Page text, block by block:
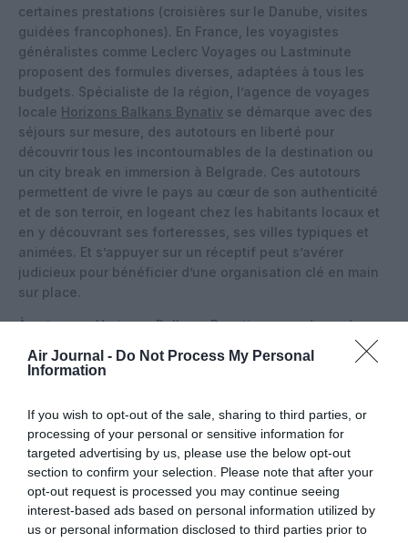
Air Journal - Do Not Process My Personal
Information
If you wish to opt-out of the sale, sharing to third parties, or
processing of your personal or sensitive information for
targeted advertising by us, please use the below opt-out
section to confirm your selection. Please note that after your
opt-out request is processed you may continue seeing
interest-based ads based on personal information utilized by
us or personal information disclosed to third parties prior to
certaines prestations (croisières sur le Danube, visites
guidées francophones). En France, les voyagistes
généralistes comme Leclerc Voyages ou Lastminute
proposent des formules diverses, adaptées à tous les
budgets. Spécialiste de la région, l’agence de voyages
locale Horizons Balkans Bynativ se démarque avec des
séjours sur mesure, des autotours en liberté pour
découvrir tous les incontournables de la destination ou
un city break en immersion à Belgrade. Ces autotours
permettent de vivre le pays au cœur de son authenticité
et de son terroir, en logeant chez les habitants locaux et
en y découvrant ses forteresses, ses villes typiques et
animées. Et s’appuyer sur un réceptif peut s’avérer
judicieux pour bénéficier d’une organisation clé en main
sur place.
À noter que Horizons Balkans Bynativ ne vend pas de
même. Au moment de la publication de cet article, nous
semaine en octobre ou en novembre.